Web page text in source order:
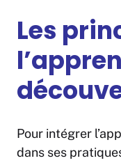
Les
Pour intégrer
dans ses